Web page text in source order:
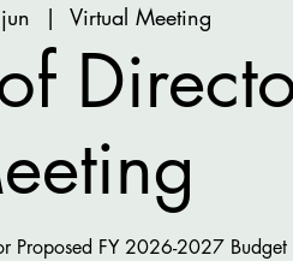
  |
Virtual Meeting
Proposed FY 2026-2027 Budget